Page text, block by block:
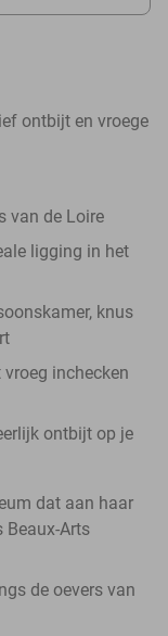
ontbijt en vroege
van de Loire
ligging in het
knus
inchecken
ontbijt op je
dat aan haar
Beaux-Arts
de oevers van